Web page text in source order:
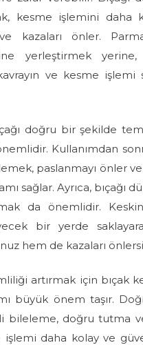
kesme işlemini daha
kazaları önler.
yerleştirmek yerine,
ve kesme işlemi
doğru bir şekilde
Kullanımdan
paslanmayı önler
sağlar. Ayrıca, bıçağı
da önemlidir.
bir yerde
hem de kazaları
artırmak için bıçak
büyük önem taşır.
bileleme, doğru tutma
daha kolay ve